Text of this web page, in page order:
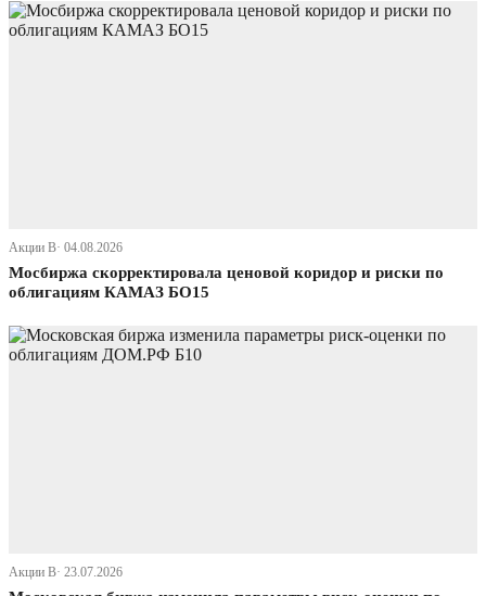
Акции В· 04.08.2026
Мосбиржа скорректировала ценовой коридор и риски по
облигациям КАМАЗ БО15
Акции В· 23.07.2026